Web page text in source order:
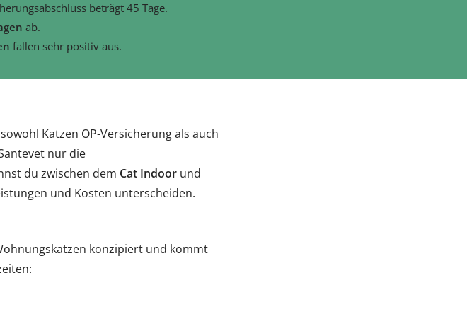
beträgt 45 Tage.
ab.
fallen sehr positiv aus.
Katzen OP-Versicherung als auch
nur die
du zwischen dem Cat Indoor und
und Kosten unterscheiden.
konzipiert und kommt